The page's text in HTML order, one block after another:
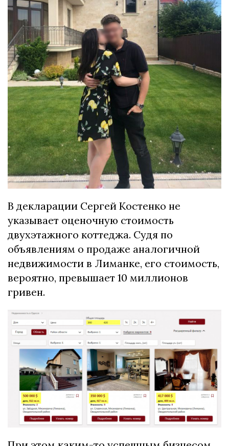
В декларации Сергей Костенко не
указывает оценочную стоимость
двухэтажного коттеджа. Судя по
объявлениям о продаже аналогичной
недвижимости в Лиманке, его стоимость,
вероятно, превышает 10 миллионов
гривен.